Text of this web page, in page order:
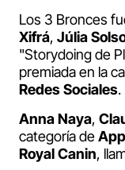
Los 3 Bronces
Xifrá, Júlia
"Storydoing de
premiada en la
Redes Sociales.
Anna Naya,
categoría de
Royal Canin,